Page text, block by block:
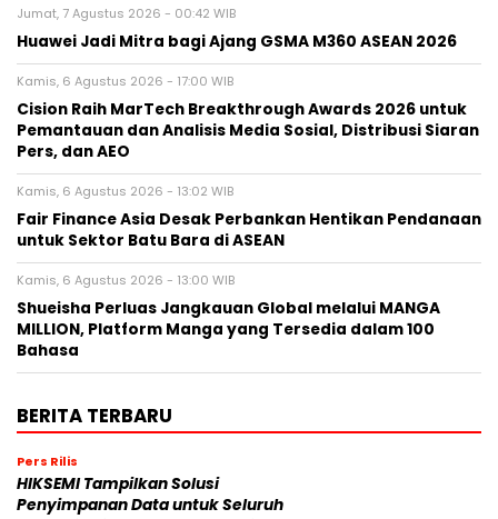
Jumat, 7 Agustus 2026 - 00:42 WIB
Huawei Jadi Mitra bagi Ajang GSMA M360 ASEAN 2026
Kamis, 6 Agustus 2026 - 17:00 WIB
Cision Raih MarTech Breakthrough Awards 2026 untuk
Pemantauan dan Analisis Media Sosial, Distribusi Siaran
Pers, dan AEO
Kamis, 6 Agustus 2026 - 13:02 WIB
Fair Finance Asia Desak Perbankan Hentikan Pendanaan
untuk Sektor Batu Bara di ASEAN
Kamis, 6 Agustus 2026 - 13:00 WIB
Shueisha Perluas Jangkauan Global melalui MANGA
MILLION, Platform Manga yang Tersedia dalam 100
Bahasa
BERITA TERBARU
Pers Rilis
HIKSEMI Tampilkan Solusi
Penyimpanan Data untuk Seluruh